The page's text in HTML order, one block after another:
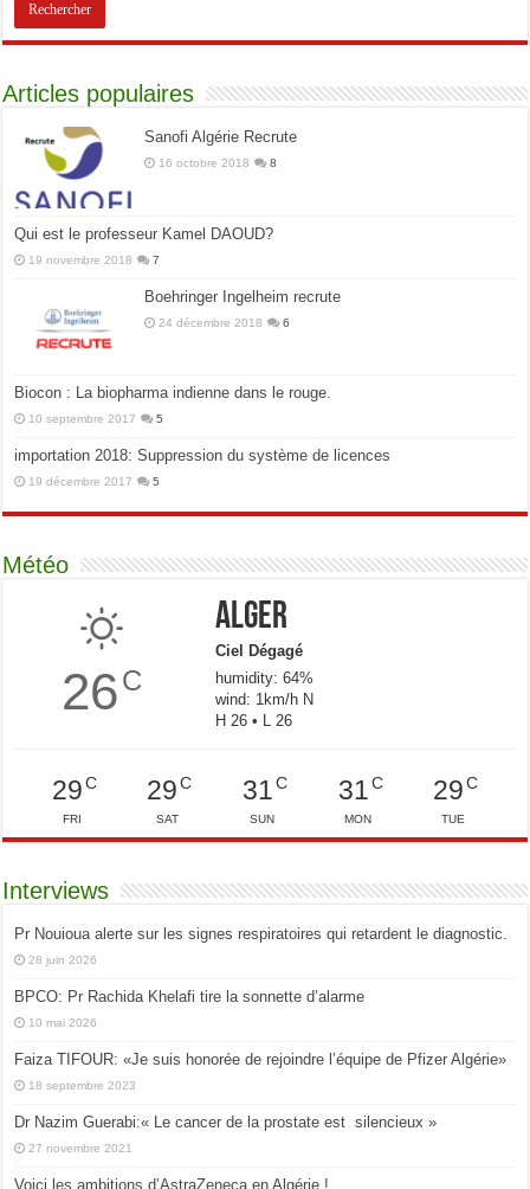
Articles populaires
Sanofi Algérie Recrute
16 octobre 2018 8
Qui est le professeur Kamel DAOUD?
19 novembre 2018 7
Boehringer Ingelheim recrute
24 décembre 2018 6
Biocon : La biopharma indienne dans le rouge.
10 septembre 2017 5
importation 2018: Suppression du système de licences
19 décembre 2017 5
Météo
26C
Alger
Ciel Dégagé
humidity: 64%
wind: 1km/h N
H 26 • L 26
29C
FRI
29 C
SAT
31C
SUN
31C
MON
29 C
TUE
Interviews
Pr Nouioua alerte sur les signes respiratoires qui retardent le diagnostic.
28 juin 2026
BPCO: Pr Rachida Khelafi tire la sonnette d’alarme
10 mai 2026
Faiza TIFOUR: «Je suis honorée de rejoindre l’équipe de Pfizer Algérie»
18 septembre 2023
Dr Nazim Guerabi:« Le cancer de la prostate est silencieux »
27 novembre 2021
Voici les ambitions d’AstraZeneca en Algérie !